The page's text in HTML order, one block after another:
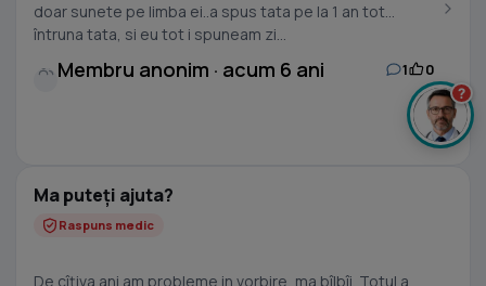
doar sunete pe limba ei..a spus tata pe la 1 an tot
întruna tata, si eu tot i spuneam zi...
Membru anonim · acum 6 ani 1 0
Ma puteți ajuta?
Raspuns medic
De cîțiva ani am probleme in vorbire, ma bîlbîi. Totul a
?